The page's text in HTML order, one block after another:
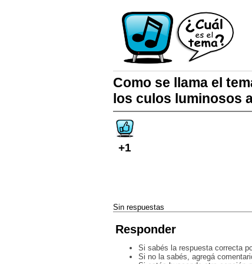
Como se llama el
los culos luminosos
+1
Sin respuestas
Responder
Si sabés la respuesta correcta
Si no la sabés, agregá